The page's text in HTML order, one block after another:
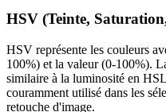
HSV (Teinte,
HSV représente les couleurs
100%) et la valeur (0-100%).
similaire à la luminosité en
couramment utilisé dans les
retouche d'image.